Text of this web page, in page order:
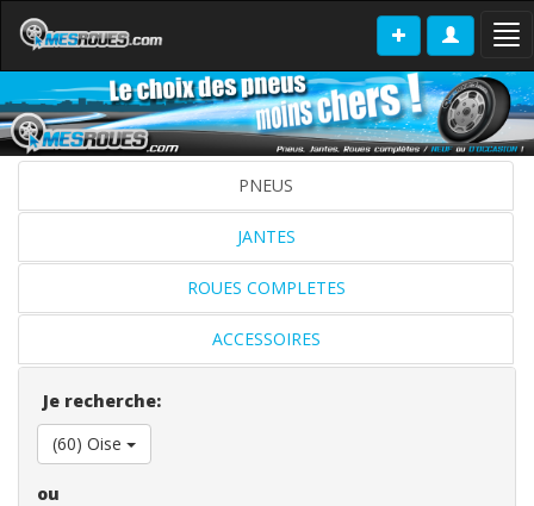
PNEUS
JANTES
ROUES COMPLETES
ACCESSOIRES
Je recherche:
(60) Oise
ou